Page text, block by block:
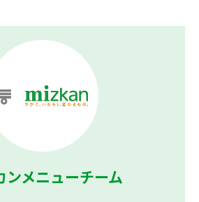
ンメニューチーム